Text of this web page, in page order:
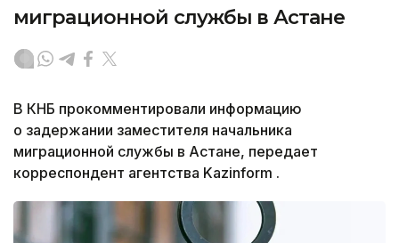
миграционной службы в Астане
В КНБ прокомментировали информацию
о задержании заместителя начальника
миграционной службы в Астане, передает
корреспондент агентства Kazinform .